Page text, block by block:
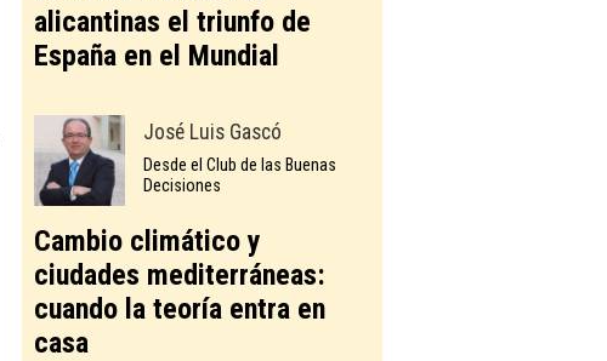
alicantinas el triunfo de
España en el Mundial
José Luis Gascó
Desde el Club de las Buenas
Decisiones
Cambio climático y
ciudades mediterráneas:
cuando la teoría entra en
casa